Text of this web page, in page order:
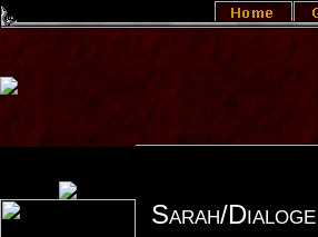
Sarah/Dialoge